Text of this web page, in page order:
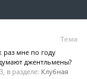
Тема
мне по году
джентльмены?
в разделе: Клубная